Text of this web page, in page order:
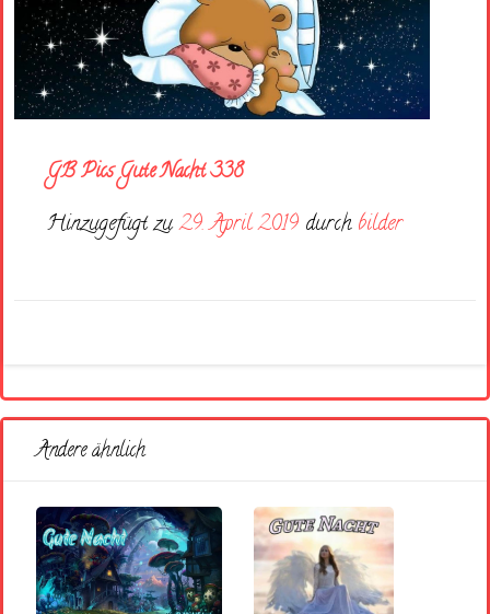
GB Pics Gute Nacht 338
Hinzugefügt zu29. April 2019 durch bilder
Andere ähnlich